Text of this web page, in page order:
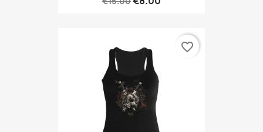
favorite_border